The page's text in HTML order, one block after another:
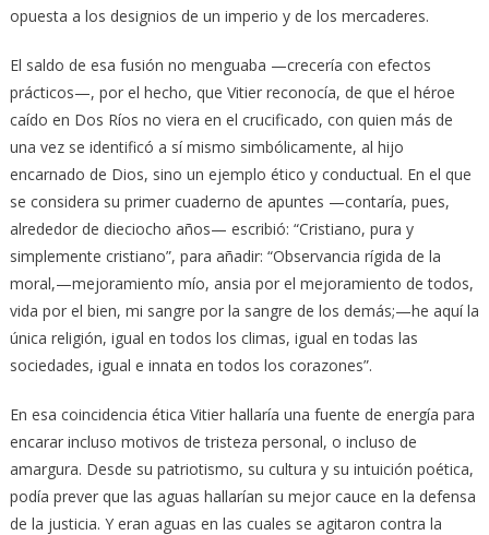
opuesta a los designios de un imperio y de los mercaderes.
El saldo de esa fusión no menguaba —crecería con efectos
prácticos—, por el hecho, que Vitier reconocía, de que el héroe
caído en Dos Ríos no viera en el crucificado, con quien más de
una vez se identificó a sí mismo simbólicamente, al hijo
encarnado de Dios, sino un ejemplo ético y conductual. En el que
se considera su primer cuaderno de apuntes —contaría, pues,
alrededor de dieciocho años— escribió: “Cristiano, pura y
simplemente cristiano”, para añadir: “Observancia rígida de la
moral,—mejoramiento mío, ansia por el mejoramiento de todos,
vida por el bien, mi sangre por la sangre de los demás;—he aquí la
única religión, igual en todos los climas, igual en todas las
sociedades, igual e innata en todos los corazones”.
En esa coincidencia ética Vitier hallaría una fuente de energía para
encarar incluso motivos de tristeza personal, o incluso de
amargura. Desde su patriotismo, su cultura y su intuición poética,
podía prever que las aguas hallarían su mejor cauce en la defensa
de la justicia. Y eran aguas en las cuales se agitaron contra la